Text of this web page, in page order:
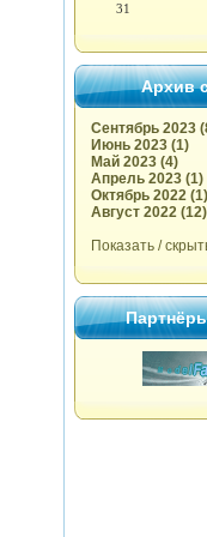
31
Архив
Сентябрь 2023
Июнь 2023 (1)
Май 2023 (4)
Апрель 2023 (1)
Октябрь 2022 (1)
Август 2022 (12)
Показать /